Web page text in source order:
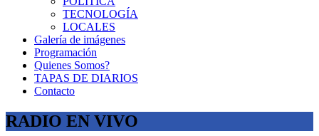
TECNOLOGÍA
LOCALES
Galería de imágenes
Programación
Quienes Somos?
TAPAS DE DIARIOS
Contacto
RADIO EN VIVO